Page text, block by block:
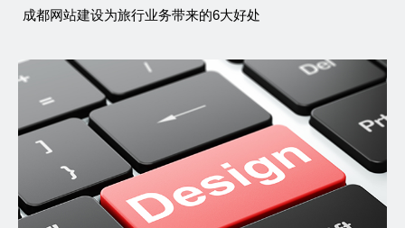
成都网站建设为旅行业务带来的6大好处